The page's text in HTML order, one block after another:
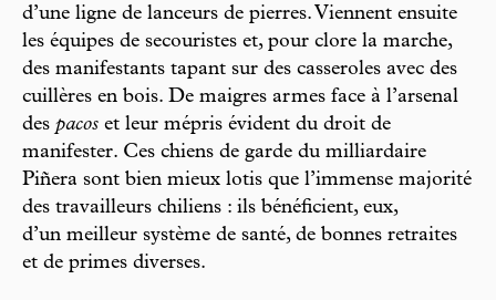
d’une ligne de lanceurs de pierres. Viennent ensuite
les équipes de secouristes et, pour clore la marche,
des manifestants tapant sur des casseroles avec des
cuillères en bois. De maigres armes face à l’arsenal
des pacos et leur mépris évident du droit de
manifester. Ces chiens de garde du milliardaire
Piñera sont bien mieux lotis que l’immense majorité
des travailleurs chiliens : ils bénéficient, eux,
d’un meilleur système de santé, de bonnes retraites
et de primes diverses.